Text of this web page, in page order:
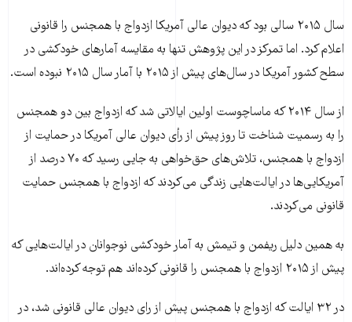
سال ۲۰۱۵ سالی بود که دیوان عالی آمریکا ازدواج با همجنس را قانونی
اعلام کرد. اما تمرکز در این پژوهش تنها به مقایسه آمارهای خودکشی در
سطح کشور آمریکا در سال‌های پیش از ۲۰۱۵ با آمار سال ۲۰۱۵ نبوده است.
از سال ۲۰۱۴ که ماساچوست اولین ایالاتی شد که ازدواج بین دو همجنس
را به رسمیت شناخت تا روز پیش از رأی دیوان عالی آمریکا در حمایت از
ازدواج با همجنس، تلاش‌های حق‌خواهی به جایی رسید که ۷۰ درصد از
آمریکایی‌ها در ایالت‌هایی‌ زندگی می‌کردند که ازدواج با همجنس حمایت
قانونی می‌کردند.
به همین دلیل ریفمن و تیمش به آمار خودکشی نوجوانان در ایالت‌هایی که
پیش از ۲۰۱۵ ازدواج با همجنس را قانونی کرده‌اند هم توجه کرده‌اند.
در ۳۲ ایالت که ازدواج با همجنس پیش از رای دیوان عالی قانونی شد، در